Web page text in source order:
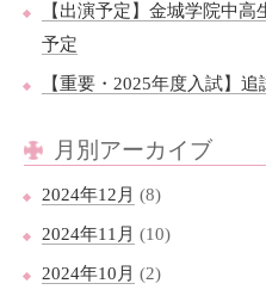
【出演予定】金城学院中
予定
【重要・2025年度入試】
月別アーカイブ
2024年12月 (8)
2024年11月 (10)
2024年10月 (2)